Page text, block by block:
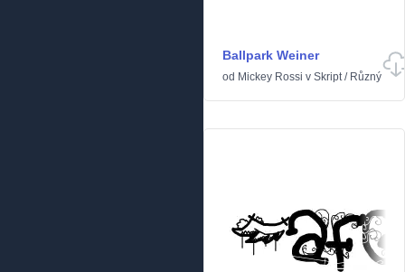
Ballpark Weiner
od Mickey Rossi v Skript/ Různý